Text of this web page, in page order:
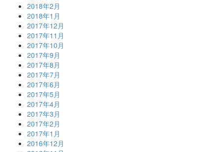
2018年2月
2018年1月
2017年12月
2017年11月
2017年10月
2017年9月
2017年8月
2017年7月
2017年6月
2017年5月
2017年4月
2017年3月
2017年2月
2017年1月
2016年12月